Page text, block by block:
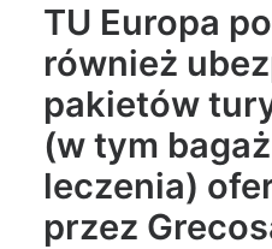
TU Europa
również
pakietów
(w tym
leczenia)
przez